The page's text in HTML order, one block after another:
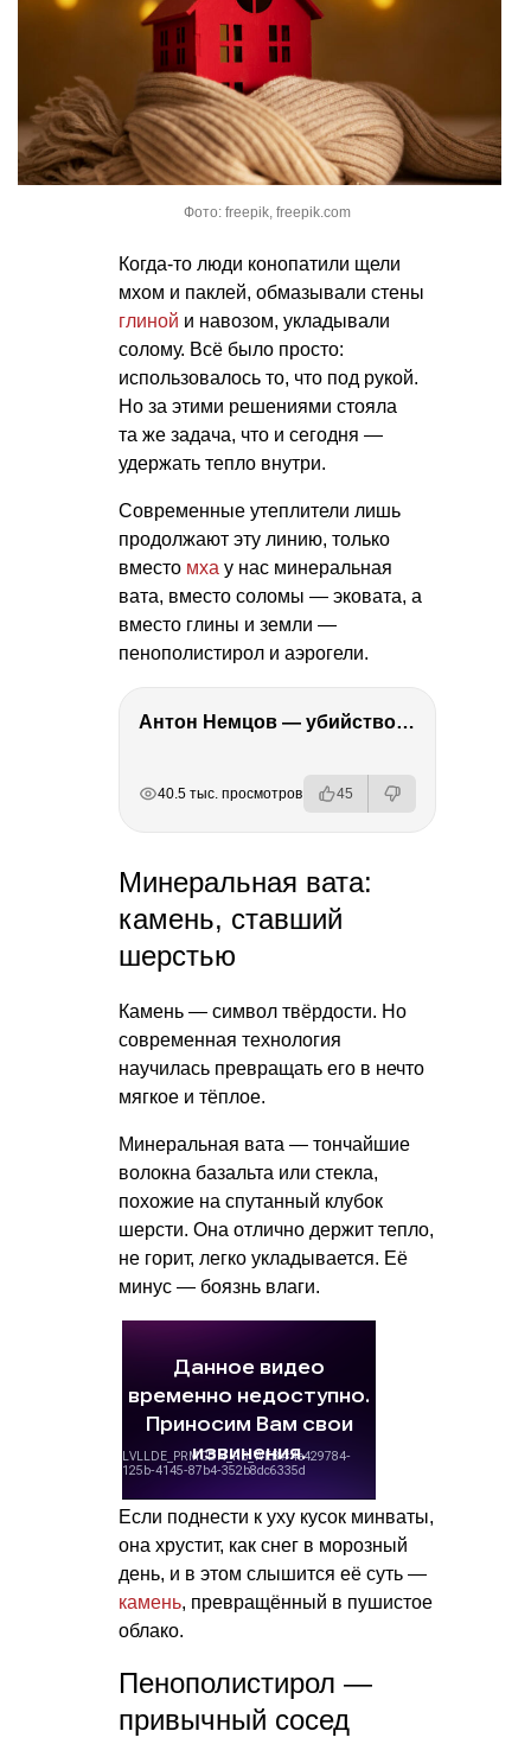
Фото: freepik, freepik.com
Когда-то люди конопатили щели
мхом и паклей, обмазывали стены
глиной и навозом, укладывали
солому. Всё было просто:
использовалось то, что под рукой.
Но за этими решениями стояла
та же задача, что и сегодня —
удержать тепло внутри.
Современные утеплители лишь
продолжают эту линию, только
вместо мха у нас минеральная
вата, вместо соломы — эковата, а
вместо глины и земли —
пенополистирол и аэрогели.
Антон Немцов — убийство Бориса Немцова, переезд в Дубай, семья и политика
40.5 тыс. просмотров 45
Минеральная вата:
камень, ставший
шерстью
Камень — символ твёрдости. Но
современная технология
научилась превращать его в нечто
мягкое и тёплое.
Минеральная вата — тончайшие
волокна базальта или стекла,
похожие на спутанный клубок
шерсти. Она отлично держит тепло,
не горит, легко укладывается. Её
минус — боязнь влаги.
Если поднести к уху кусок минваты,
она хрустит, как снег в морозный
день, и в этом слышится её суть —
камень, превращённый в пушистое
облако.
Пенополистирол —
привычный сосед